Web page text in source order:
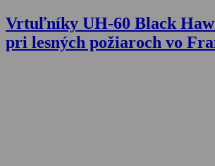
Vrtuľníky UH-60 Black
pri lesných požiaroch vo